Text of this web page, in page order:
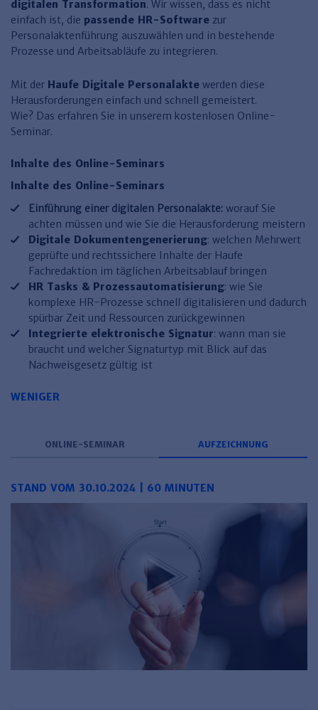
Personalmanagement und
Organisation
Personalentwicklung und
Talentmanagement
Persönlichkeitsentwicklung
Entgeltabrechnung
Steuerkanzlei und Gebühren
Software und Tools
Familien- und Erbrecht
Miet- und WE-Recht
Rechtsanwaltskanzlei und Gebühren
Verkehrsrecht
Wirtschaftsrecht
Sozialrecht
Compliance
Insolvenzrecht
Medizinrecht
Miet- und Bestandsverwaltung
WEG-Verwaltung
Wohnungswirtschaft
Immobilienverwaltung
Finden Sie Ihr Thema
TV-L
TVöD
Kommunale Finanzen
SGB & Sozialwesen
Arbeitsschutz & BGM
Finden Sie Ihr Thema
Arbeitsschutz
Betriebliches
Produktpräsentationen
Finden Sie Ihr Thema
Haufe Personal Office
Haufe Finance Office
Haufe Zeugnis Manager
Sozialrechtprodukte
Haufe Arbeitsschutz
Haufe TVöD/TV-L Office
Haufe Immobilien
digitalen Transformation. Wir wissen, dass es nicht
einfach ist, die passende HR-Software zur
Personalaktenführung auszuwählen und in bestehende
Prozesse und Arbeitsabläufe zu integrieren.
Mit der Haufe Digitale Personalakte werden diese
Herausforderungen einfach und schnell gemeistert.
‍Wie? Das erfahren Sie in unserem kostenlosen Online-
Seminar.
Inhalte des Online-Seminars
Inhalte des Online-Seminars
Einführung einer digitalen Personalakte: worauf Sie
achten müssen und wie Sie die Herausforderung meistern
Digitale Dokumentengenerierung: welchen Mehrwert
geprüfte und rechtssichere Inhalte der Haufe
Fachredaktion im täglichen Arbeitsablauf bringen
HR Tasks & Prozessautomatisierung: wie Sie
komplexe HR-Prozesse schnell digitalisieren und dadurch
spürbar Zeit und Ressourcen zurückgewinnen
Integrierte elektronische Signatur: wann man sie
braucht und welcher Signaturtyp mit Blick auf das
Nachweisgesetz gültig ist
WENIGER
ONLINE-SEMINAR AUFZEICHNUNG
STAND VOM 30.10.2024 | 60 MINUTEN